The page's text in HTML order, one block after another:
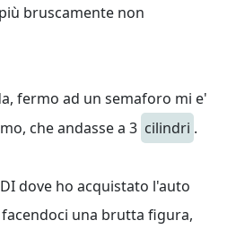
bruscamente non
fermo ad un semaforo mi e'
che andasse a 3 cilindri .
dove ho acquistato l'auto
una brutta figura,